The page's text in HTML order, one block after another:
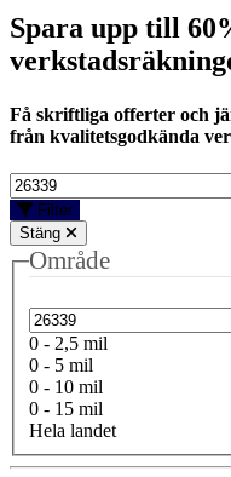
Spara upp till
Få skriftliga offerter och
från kvalitetsgodkända
Filter
Stäng
Område
0 - 2,5 mil
0 - 5 mil
0 - 10 mil
0 - 15 mil
Hela landet